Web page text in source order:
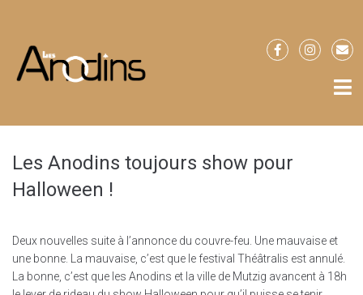
Les Anodins toujours show pour
Halloween !
Deux nouvelles suite à l’annonce du couvre-feu. Une mauvaise et
une bonne. La mauvaise, c’est que le festival Théâtralis est annulé.
La bonne, c’est que les Anodins et la ville de Mutzig avancent à 18h